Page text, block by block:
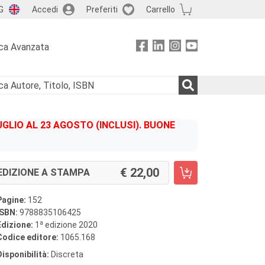
Accedi Preferiti Carrello
Avanzata
AL 23 AGOSTO (INCLUSI). BUONE
A STAMPA 22,00
152
9788835106425
1 a edizione 2020
editore: 1065.168
Discreta